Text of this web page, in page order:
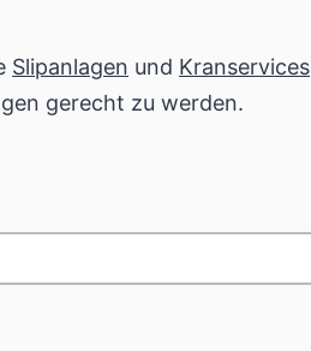
Slipanlagen und Kranservices
gerecht zu werden.